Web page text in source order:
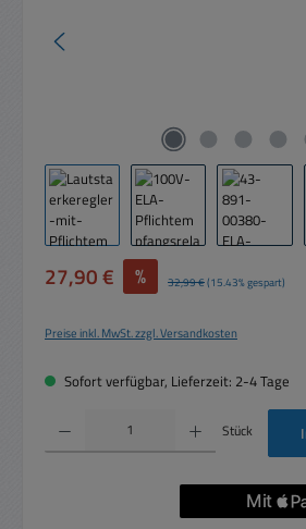
Verkaufspreis:
27,90 € % Regulärer Preis:
32,99 €(15.43% gespart)
Preise inkl. MwSt. zzgl. Versandkosten
Sofort verfügbar, Lieferzeit: 2-4 Tage
Produkt Anzahl: Gib den gewünschten Wert ein
Stück